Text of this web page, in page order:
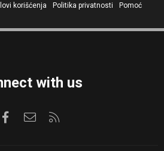
korišćenja Politika privatnosti
Pomoć
with us
FacebookKontaktirajte nas